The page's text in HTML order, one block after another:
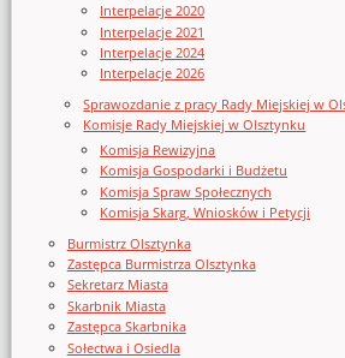
Interpelacje 2020
Interpelacje 2021
Interpelacje 2024
Interpelacje 2026
Sprawozdanie z pracy Rady Miejskiej w
Komisje Rady Miejskiej w Olsztynku
Komisja Rewizyjna
Komisja Gospodarki i Budżetu
Komisja Spraw Społecznych
Komisja Skarg, Wniosków i Petycji
Burmistrz Olsztynka
Zastępca Burmistrza Olsztynka
Sekretarz Miasta
Skarbnik Miasta
Zastępca Skarbnika
Sołectwa i Osiedla